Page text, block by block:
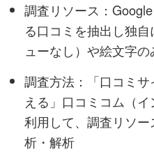
調査リソース：
る口コミを抽出し独
ューなし）や絵文字
調査方法：「口コミサ
える」口コミコム（
利用して、調査リソ
析・解析